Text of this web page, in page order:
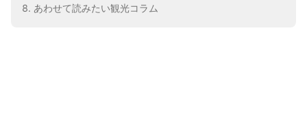
あわせて読みたい観光コラム